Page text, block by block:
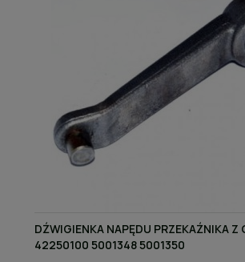
DŹWIGIENKA NAPĘDU PRZEKAŹNIKA
42250100 5001348 5001350